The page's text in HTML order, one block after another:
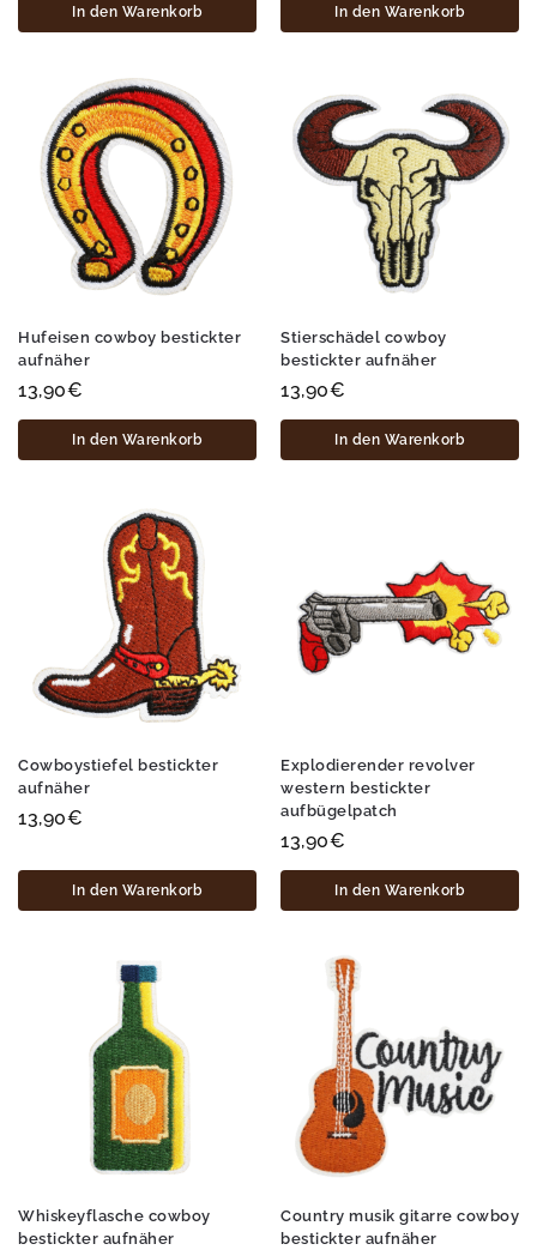
In den Warenkorb In den Warenkorb
Hufeisen cowboy bestickter
aufnäher
13,90€
In den Warenkorb
Stierschädel cowboy
bestickter aufnäher
13,90€
In den Warenkorb
Cowboystiefel bestickter
aufnäher
13,90€
In den Warenkorb
Explodierender revolver
western bestickter
aufbügelpatch
13,90€
In den Warenkorb
Whiskeyflasche cowboy
bestickter aufnäher
Country musik gitarre cowboy
bestickter aufnäher